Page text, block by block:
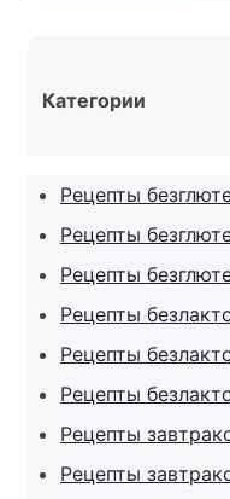
Категории
Рецепты
Рецепты
Рецепты
Рецепты
Рецепты
Рецепты
Рецепты
Рецепты